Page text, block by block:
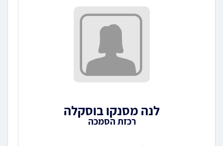
לנה מסנקו בוסקלה
רכזת הסמכה